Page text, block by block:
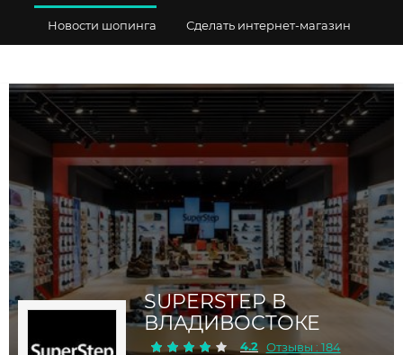
Новости шопинга Сделать интернет-магазин
SUPERSTEP В
ВЛАДИВОСТОКЕ
4.2 Отзывы : 184